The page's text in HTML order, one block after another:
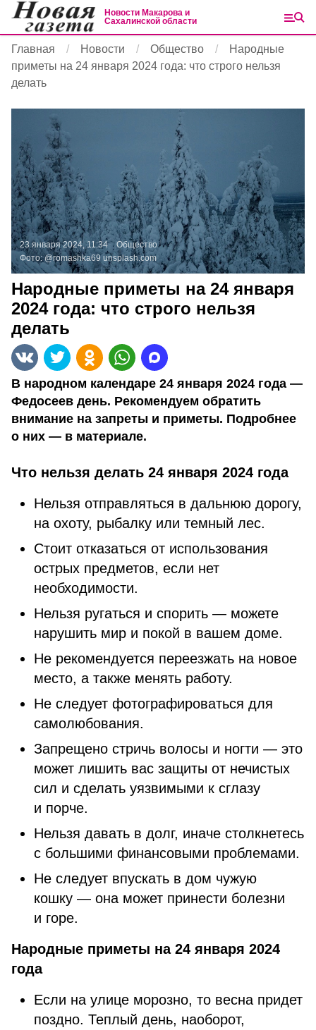
Новости Макарова и
Сахалинской области
Главная Новости Общество
Народные
приметы на 24 января 2024 года: что строго нельзя
делать
23 января 2024, 11:34
Общество
Фото:@romashka69 unsplash.com
Народные приметы на 24 января
2024 года: что строго нельзя
делать
В народном календаре 24 января 2024 года —
Федосеев день. Рекомендуем обратить
внимание на запреты и приметы. Подробнее
о них — в материале.
Что нельзя делать 24 января 2024 года
Нельзя отправляться в дальнюю дорогу,
на охоту, рыбалку или темный лес.
Стоит отказаться от использования
острых предметов, если нет
необходимости.
Нельзя ругаться и спорить — можете
нарушить мир и покой в вашем доме.
Не рекомендуется переезжать на новое
место, а также менять работу.
Не следует фотографироваться для
самолюбования.
Запрещено стричь волосы и ногти — это
может лишить вас защиты от нечистых
сил и сделать уязвимыми к сглазу
и порче.
Нельзя давать в долг, иначе столкнетесь
с большими финансовыми проблемами.
Не следует впускать в дом чужую
кошку — она может принести болезни
и горе.
Народные приметы на 24 января 2024
года
Если на улице морозно, то весна придет
поздно. Теплый день, наоборот,